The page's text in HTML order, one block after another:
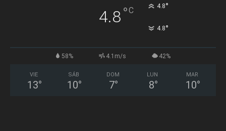
4.8°C 4.8°
4.8°
58% 4.1m/s 42%
VIE
13°
SÁB
10°
DOM
7°
LUN
8°
MAR
10°